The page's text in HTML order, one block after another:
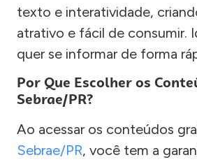
texto e interatividade,
atrativo e fácil de consumir.
quer se informar de forma
Por Que Escolher os
Sebrae/PR?
Ao acessar os conteúdos
Sebrae/PR, você tem a